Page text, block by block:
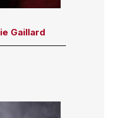
Gaillard